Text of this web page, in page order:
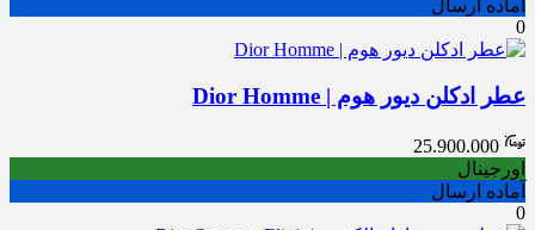
آماده ارسال
0
عطر ادکلن دیور هوم | Dior Homme
25.900.000
اورجینال
آماده ارسال
0